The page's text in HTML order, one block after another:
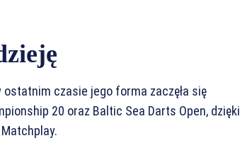
czasie jego forma zaczęła się
20 oraz Baltic Sea Darts Open, dzięki